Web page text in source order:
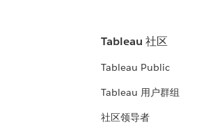
Tableau 社区
Tableau Public
Tableau 用户群组
社区领导者